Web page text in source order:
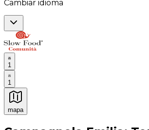
Cambiar idioma
1
1
mapa